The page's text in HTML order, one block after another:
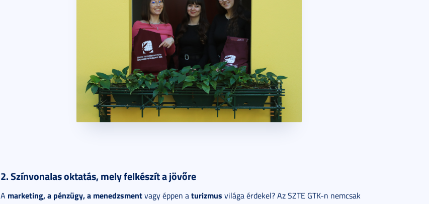
2. Színvonalas oktatás, mely felkészít a jövőre
A marketing, a pénzügy, a menedzsmentvagy éppen aturizmus világa érdekel? Az SZTE GTK-n nemcsak